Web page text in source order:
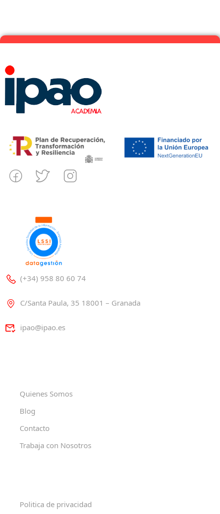
(+34) 958 80 60 74
C/Santa Paula, 35 18001 – Granada
ipao@ipao.es
Quienes Somos
Blog
Contacto
Trabaja con Nosotros
Politica de privacidad